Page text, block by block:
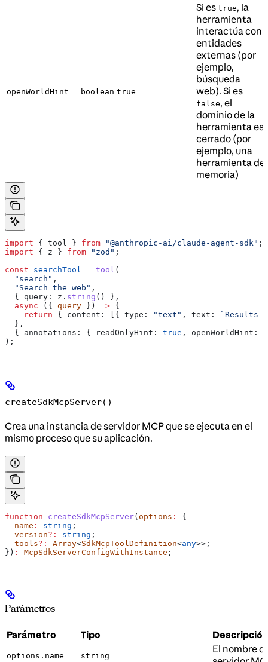
openWorldHint boolean true
Si es true, la
herramienta
interactúa con
entidades
externas (por
ejemplo,
búsqueda
web). Si es
false, el
dominio de la
herramienta es
cerrado (por
ejemplo, una
herramienta de
memoria)
import { tool } from "@anthropic-ai/claude-agent-sdk" ;
import { z } from "zod" ;
const searchTool = tool (
  "search"
,
  "Search the web"
,
  {
query: z . string () },
  async
({ query }) => {
    return
{ content: [{ type: "text" , text:
`Results
  },
  {
annotations: { readOnlyHint: true , openWorldHint:
);
createSdkMcpServer()
Crea una instancia de servidor MCP que se ejecuta en el
mismo proceso que su aplicación.
function createSdkMcpServer(options :
{
  name
: string ;
  version
?: string ;
  tools
?: Array<SdkMcpToolDefinition<any>>;
}) : McpSdkServerConfigWithInstance ;
Parámetros
Parámetro Tipo Descripción
options.name string
El nombre